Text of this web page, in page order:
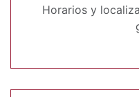
Horarios y